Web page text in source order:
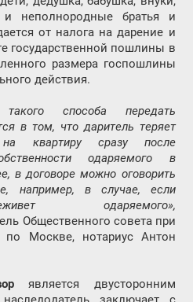
неполнородные братья и
от налога на дарение и
государственной пошлины в
размера госпошлины
действия.
способа передать
в том, что даритель теряет
на квартиру сразу после
одаряемого в
в договоре можно оговорить
например, в случае, если
одаряемого»,
Общественного совета при
по Москве, нотариус Антон
является двусторонним